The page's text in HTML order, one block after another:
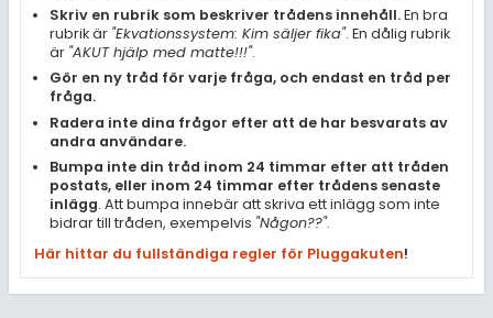
Skriv en rubrik som beskriver trådens innehåll.En bra
rubrik är "Ekvationssystem: Kim säljer fika". En dålig rubrik
är "AKUT hjälp med matte!!!".
Gör en ny tråd för varje fråga, och endast en tråd per
fråga.
Radera inte dina frågor efter att de har besvarats av
andra användare.
Bumpa inte din tråd inom 24 timmar efter att tråden
postats, eller inom 24 timmar efter trådens senaste
inlägg. Att bumpa innebär att skriva ett inlägg som inte
bidrar till tråden, exempelvis "Någon??".
Här hittar du fullständiga regler för Pluggakuten!
Livehjälpen
Regler
För lärare
7 inloggade
Om Pluggakuten